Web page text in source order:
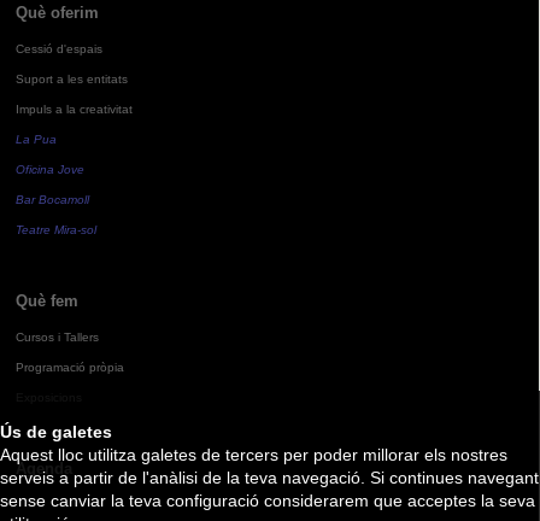
Ús de galetes
Aquest lloc utilitza galetes de tercers per poder millorar els nostres
serveis a partir de l'anàlisi de la teva navegació. Si continues navegant
sense canviar la teva configuració considerarem que acceptes la seva
Què oferim
Cessió d'espais
Suport a les entitats
Impuls a la creativitat
La Pua
Oficina Jove
Bar Bocamoll
Teatre Mira-sol
Què fem
Cursos i Tallers
Programació pròpia
Agenda